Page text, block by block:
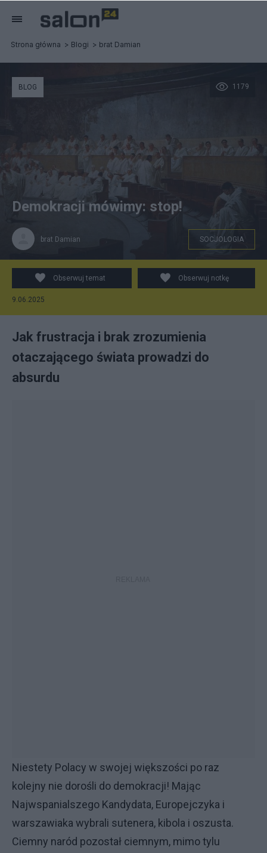
Strona główna Blogi brat Damian
1179
BLOG
Demokracji mówimy: stop!
brat Damian SOCJOLOGIA
Obserwuj temat Obserwuj notkę
9.06.2025
Jak frustracja i brak zrozumienia
otaczającego świata prowadzi do
absurdu
Niestety Polacy w swojej większości po raz
kolejny nie dorośli do demokracji! Mając
Najwspanialszego Kandydata, Europejczyka i
warszawiaka wybrali sutenera, kibola i oszusta.
Ciemny naród pozostał ciemnym, mimo tylu